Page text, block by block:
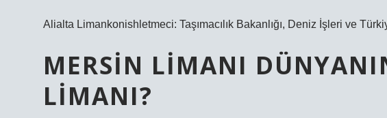
Alialta Limankonishletmeci: Taşımacılık Bakanlığı, Deniz İşleri ve
MERSIN LIMANI
LIMANI?